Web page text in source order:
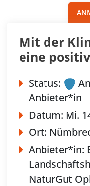
Mit der
eine
Status:
Anbieter*in
Datum: Mi.
Ort:
Anbieter*in:
NaturGut